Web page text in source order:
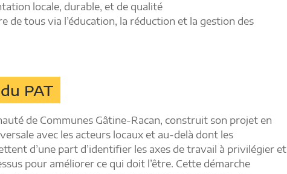
locale, durable, et de qualité
de tous via l’éducation, la réduction et la gestion des
PAT
de Communes Gâtine-Racan, construit son projet en
avec les acteurs locaux et au-delà dont les
d’une part d’identifier les axes de travail à privilégier et
pour améliorer ce qui doit l’être. Cette démarche